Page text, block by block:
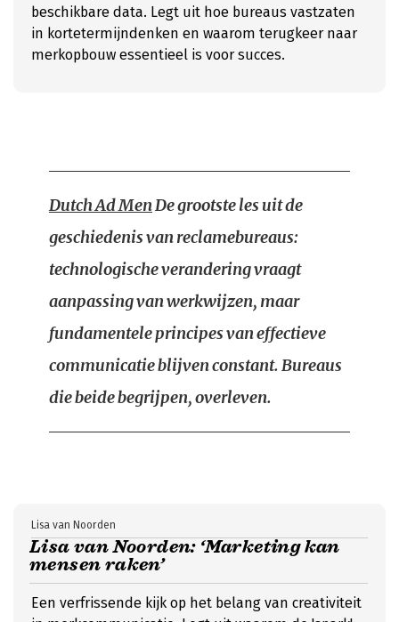
beschikbare data. Legt uit hoe bureaus vastzaten
in kortetermijndenken en waarom terugkeer naar
merkopbouw essentieel is voor succes.
Dutch Ad MenDe grootste les uit de
geschiedenis van reclamebureaus:
technologische verandering vraagt
aanpassing van werkwijzen, maar
fundamentele principes van effectieve
communicatie blijven constant. Bureaus
die beide begrijpen, overleven.
Lisa van Noorden: ‘Marketing kan
mensen raken’
Lisa van Noorden
Een verfrissende kijk op het belang van creativiteit